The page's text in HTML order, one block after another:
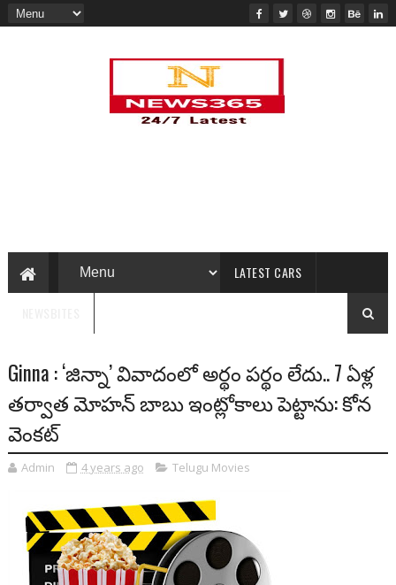
LATEST CARS
Ginna : ‘జిన్నా’ వివాదంలో అర్థం పర్థం లేదు.. 7 ఏళ్ల
తర్వాత మోహన్ బాబు ఇంట్లోకాలు పెట్టాను: కోన
వెంక‌ట్‌
Admin 4 years ago Telugu Movies